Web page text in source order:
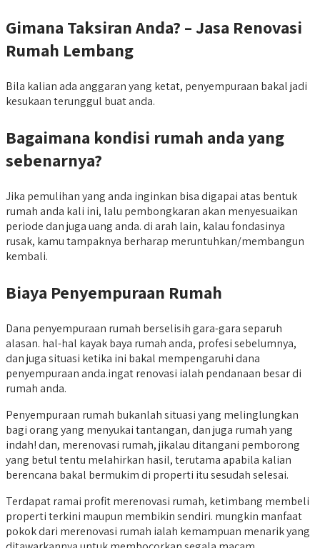
Gimana Taksiran Anda? – Jasa Renovasi
Rumah Lembang
Bila kalian ada anggaran yang ketat, penyempuraan bakal jadi
kesukaan terunggul buat anda.
Bagaimana kondisi rumah anda yang
sebenarnya?
Jika pemulihan yang anda inginkan bisa digapai atas bentuk
rumah anda kali ini, lalu pembongkaran akan menyesuaikan
periode dan juga uang anda. di arah lain, kalau fondasinya
rusak, kamu tampaknya berharap meruntuhkan/membangun
kembali.
Biaya Penyempuraan Rumah
Dana penyempuraan rumah berselisih gara-gara separuh
alasan. hal-hal kayak baya rumah anda, profesi sebelumnya,
dan juga situasi ketika ini bakal mempengaruhi dana
penyempuraan anda.ingat renovasi ialah pendanaan besar di
rumah anda.
Penyempuraan rumah bukanlah situasi yang melinglungkan
bagi orang yang menyukai tantangan, dan juga rumah yang
indah! dan, merenovasi rumah, jikalau ditangani pemborong
yang betul tentu melahirkan hasil, terutama apabila kalian
berencana bakal bermukim di properti itu sesudah selesai.
Terdapat ramai profit merenovasi rumah, ketimbang membeli
properti terkini maupun membikin sendiri. mungkin manfaat
pokok dari merenovasi rumah ialah kemampuan menarik yang